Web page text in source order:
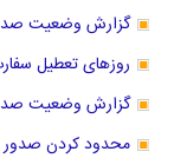
گزارش وضعیت صدور
روزهای تعطیل
گزارش وضعیت صدور